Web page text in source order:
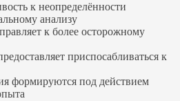
к неопределённости
анализу
к более осторожному
приспосабливаться к
формируются под действием